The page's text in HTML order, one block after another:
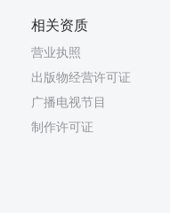
相关资质
营业执照
出版物经营许可证
广播电视节目
制作许可证